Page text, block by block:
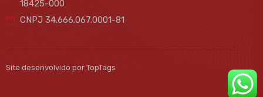
18425-000
CNPJ 34.666.067.0001-81
Site desenvolvido por TopTags